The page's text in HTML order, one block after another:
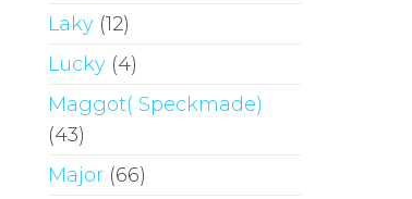
Laky (12)
Lucky (4)
Maggot( Speckmade)
(43)
Major (66)